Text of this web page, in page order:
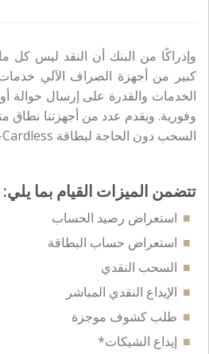
وإدراكًا من البنك أن النقد ليس كل
كبير من أجهزة الصراف الآلي
الخدمات والقدرة على إرسال حوالة
وفورية. ويقدم عدد من أجهزتنا
السحب دون الحاجة لبطاقة D-Cardless.
تتضمن الميزات القيام بما يلي:
استعراض رصيد الحساب
استعراض حساب البطاقة
السحب النقدي
الإيداع النقدي المباشر
طلب كشوف موجزة
إيداع الشيكات*